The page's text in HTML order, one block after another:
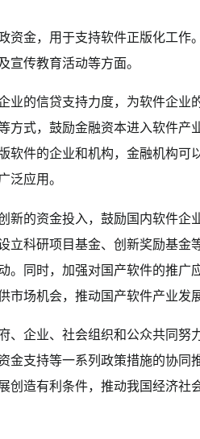
资金，用于支持软件正版化工作
传教育活动等方面。
业的信贷支持力度，为软件企业
方式，鼓励金融资本进入软件产
软件的企业和机构，金融机构可
应用。
的资金投入，鼓励国内软件企
立科研项目基金、创新奖励基金
。同时，加强对国产软件的推广
场机会，推动国产软件产业发展
、企业、社会组织和公众共同努
金支持等一系列政策措施的协同
造有利条件，推动我国经济社